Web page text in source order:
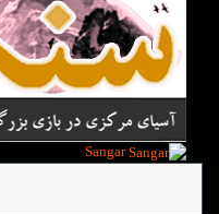
Sangar